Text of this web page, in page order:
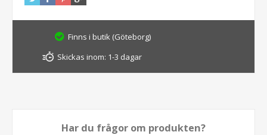
Finns i butik (Göteborg)
Skickas inom: 1-3 dagar
Har du frågor om produkten?